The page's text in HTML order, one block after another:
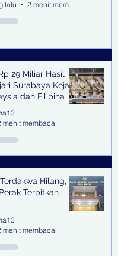
lalu 2 menit membaca
29 Miliar Hasil
Surabaya Kejar
dan Filipina
menit membaca
Hilang,
Terbitkan
menit membaca